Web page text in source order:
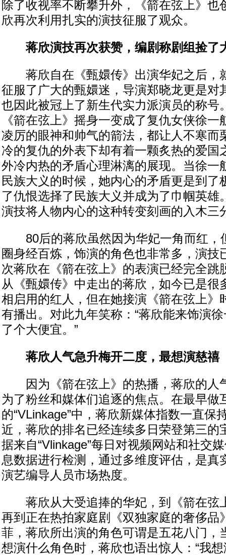
除了收视率不断攀升外，《箭在弦上》也
欣再次利用扎实的演技征服了观众。
蒋欣演技再次获赞，编剧称剧组捡了
蒋欣自在《甄嬛传》出演华妃之后，
征服了广大的甄嬛迷，导演郑晓龙更是对
也因此被冠上了新生代实力派演员的称号
《箭在弦上》摇身一变成了复仇女侠徐一
凌厉的眼神和帅气的箭法，都让人不寒而
冷的复仇的外表下却有着一颗炙热的爱国
外冷内热的矛盾心理淋漓的展现。当徐一
民族大义的时候，她内心的矛盾更是到了
了仇恨选择了民族大义并成为了巾帼英雄
演技将人物内心的这种转变刻画的入木三
80后的蒋欣虽然因为华妃一角而红，
圈身经百炼，饰演的角色也非常多，演技
次蒋欣在《箭在弦上》的表演已经完全跳
从《甄嬛传》中走出的蒋欣，如今已是很
相启用的红人，但在她接演《箭在弦上》
有播出。对此九年笑称：“蒋欣能来饰演
了个大便宜。”
蒋欣人气急升梅开二度，最想演慈禧
因为《箭在弦上》的热播，蒋欣的人
为了粉丝和媒体们追逐的焦点。在最早做
的“VLinkage”中，蒋欣新媒体指数一直保
近，蒋欣的排名已经连续多日荣登第三的
据来自“Vlinkage”每日对视频网站和社交
息数据进行检测，通过多维度评估，是真
演艺编导人员市场热度。
蒋欣从大受追捧的华妃，到《箭在弦
再到正在热拍家庭剧《双独家庭的奢侈品
菲，蒋欣所出演的角色可谓是五花八门，
想演什么角色时，蒋欣也语出惊人：“我想